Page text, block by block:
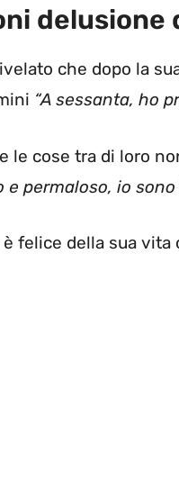
delusione
che dopo la
“A sessanta, ho
le cose tra di loro
permaloso, io
felice della sua vita